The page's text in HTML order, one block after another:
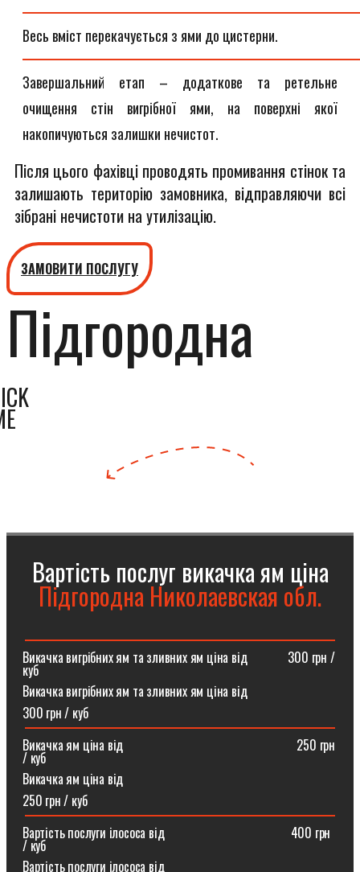
Весь вміст перекачується з ями до цистерни.
Завершальний етап – додаткове та ретельне
очищення стін вигрібної ями, на поверхні якої
накопичуються залишки нечистот.
Після цього фахівці проводять промивання стінок та
залишають територію замовника, відправляючи всі
зібрані нечистоти на утилізацію.
ЗАМОВИТИ ПОСЛУГУ
Підгородна
Вартість послуг викачка ям ціна
Підгородна Николаевская обл.
Викачка вигрібних ям та зливних ям ціна від ⠀⠀⠀⠀300 грн /
куб
Викачка вигрібних ям та зливних ям ціна від
300 грн / куб
Викачка ям ціна від ⠀⠀⠀⠀⠀⠀⠀⠀⠀⠀⠀⠀⠀⠀⠀⠀⠀⠀250 грн
/ куб
Викачка ям ціна від
250 грн / куб
Вартість послуги ілососа від ⠀⠀⠀⠀⠀⠀⠀⠀⠀⠀⠀⠀⠀400 грн
/ куб
Вартість послуги ілососа від